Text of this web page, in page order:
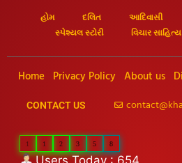
હોમ દલિત આદિવાસી
સ્પેશ્યલ સ્ટોરી
વિચાર સાહિત્ય
Home Privacy Policy About us
CONTACT US
1 1 2 3 5 8
Users Today : 654